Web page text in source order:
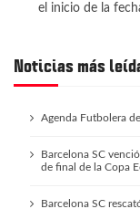
el inicio de la
Noticias más
Agenda Futbolera
Barcelona SC
de final de la Copa
Barcelona SC